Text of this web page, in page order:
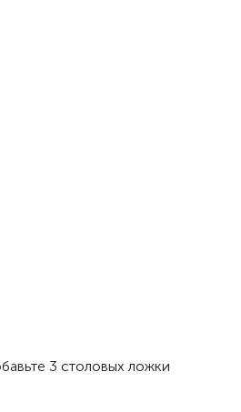
3 столовых ложки